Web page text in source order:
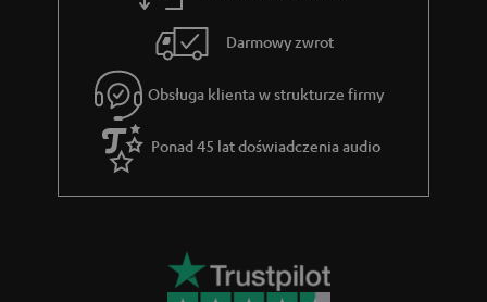
e
g
w
a
r
Darmowy zwrot
Obsługa klienta w strukturze firmy
Ponad 45 lat doświadczenia audio